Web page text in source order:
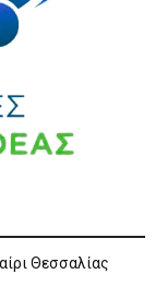
Θεσσαλίας